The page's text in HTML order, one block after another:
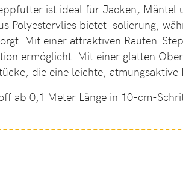
ist ideal für Jacken,
Polyestervlies bietet Isolierung,
Mit einer attraktiven Rauten-
ermöglicht. Mit einer glatten
die eine leichte,
ab 0,1 Meter Länge in 10-cm-